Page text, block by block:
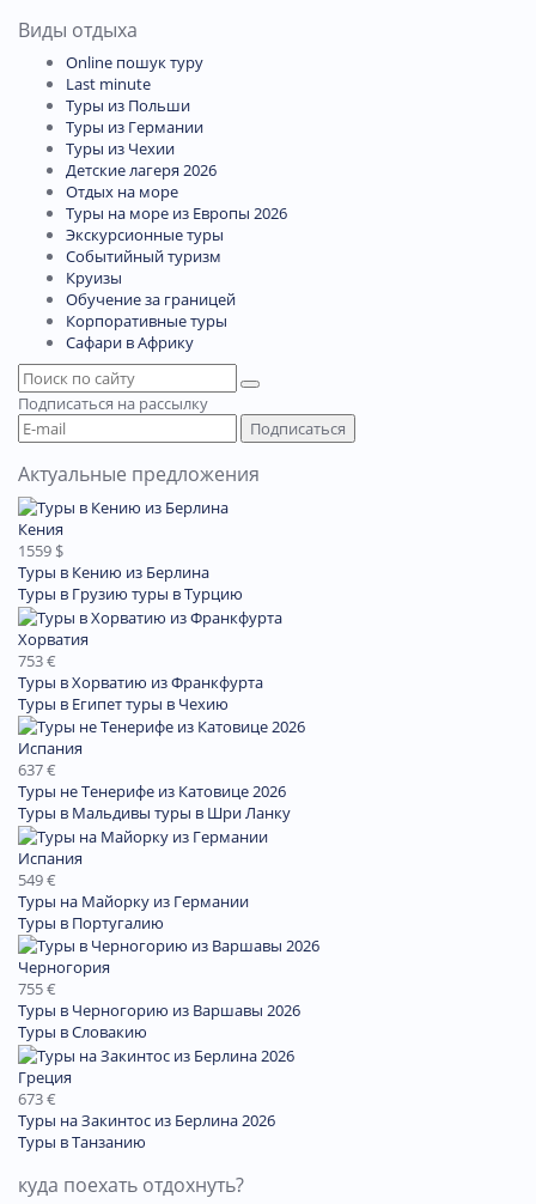
Виды отдыха
Online пошук туру
Last minute
Туры из Польши
Туры из Германии
Туры из Чехии
Детские лагеря 2026
Отдых на море
Туры на море из Европы 2026
Экскурсионные туры
Событийный туризм
Круизы
Обучение за границей
Корпоративные туры
Сафари в Африку
Подписаться на рассылку
Подписаться
Актуальные предложения
Кения
1559 $
Туры в Кению из Берлина
Туры в Грузию туры в Турцию
Хорватия
753 €
Туры в Хорватию из Франкфурта
Туры в Египеттуры в Чехию
Испания
637 €
Туры не Тенерифе из Катовице 2026
Туры в Мальдивы туры в Шри Ланку
Испания
549 €
Туры на Майорку из Германии
Туры в Португалию
Черногория
755 €
Туры в Черногорию из Варшавы 2026
Туры в Словакию
Греция
673 €
Туры на Закинтос из Берлина 2026
Туры в Танзанию
куда поехать отдохнуть?